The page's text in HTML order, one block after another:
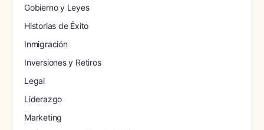
Gobierno y Leyes
Historias de Éxito
Inmigración
Inversiones y Retiros
Legal
Liderazgo
Marketing